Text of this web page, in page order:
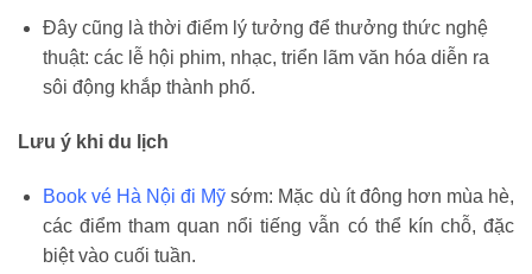
Đây cũng là thời điểm lý tưởng để thưởng thức nghệ
thuật: các lễ hội phim, nhạc, triển lãm văn hóa diễn ra
sôi động khắp thành phố.
Lưu ý khi du lịch
Book vé Hà Nội đi Mỹsớm: Mặc dù ít đông hơn mùa hè,
các điểm tham quan nổi tiếng vẫn có thể kín chỗ, đặc
biệt vào cuối tuần.